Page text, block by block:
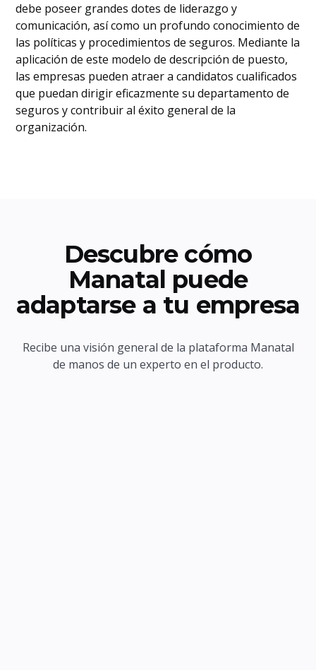
debe poseer grandes dotes de liderazgo y
comunicación, así como un profundo conocimiento de
las políticas y procedimientos de seguros. Mediante la
aplicación de este modelo de descripción de puesto,
las empresas pueden atraer a candidatos cualificados
que puedan dirigir eficazmente su departamento de
seguros y contribuir al éxito general de la
organización.
Descubre cómo
Manatal puede
adaptarse a tu empresa
Recibe una visión general de la plataforma Manatal
de manos de un experto en el producto.